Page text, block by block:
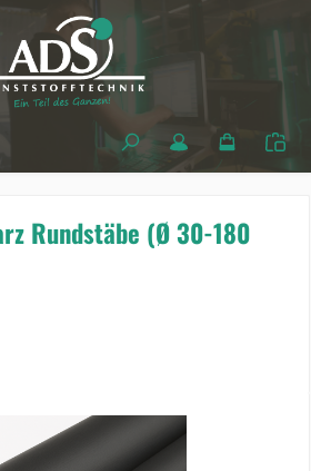
Rundstäbe (Ø 30-180